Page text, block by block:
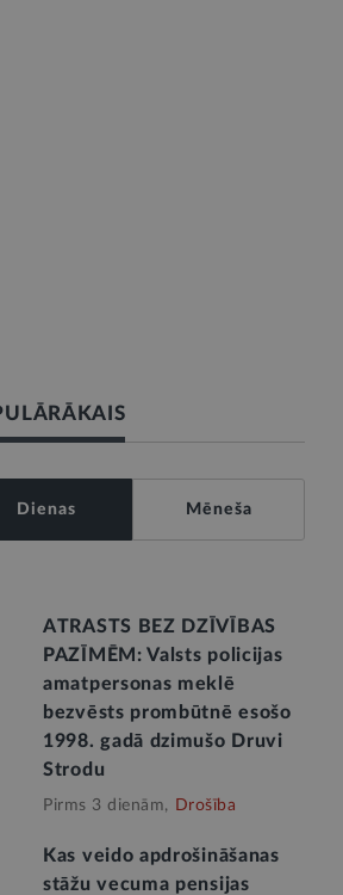
Dienas Mēneša
ATRASTS BEZ DZĪVĪBAS
PAZĪMĒM: Valsts policijas
amatpersonas meklē
bezvēsts prombūtnē esošo
1998. gadā dzimušo Druvi
Strodu
Pirms 3 dienām, Drošība
Kas veido apdrošināšanas
stāžu vecuma pensijas